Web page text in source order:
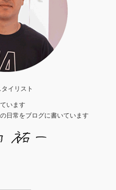
イリスト
います
日常をブログに書いています